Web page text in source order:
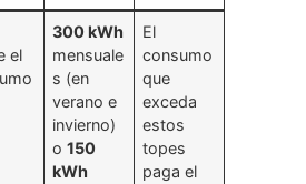
el
300 kWh
mensuale
s (en
verano e
invierno)
o150
kWh
El
consumo
que
exceda
estos
topes
paga el